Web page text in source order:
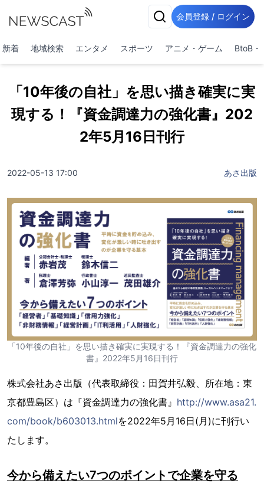
会員登録 / ログイン
新着 地域検索 エンタメ スポーツ アニメ・ゲーム BtoB・
「10年後の自社」を思い描き確実に実
現する！『資金調達力の強化書』202
2年5月16日刊行
2022-05-13 17:00 あさ出版
「10年後の自社」を思い描き確実に実現する！『資金調達力の強化
書』2022年5月16日刊行
株式会社あさ出版（代表取締役：田賀井弘毅、所在地：東
京都豊島区）は『資金調達力の強化書』 http://www.asa21.
com/book/b603013.htmlを2022年5月16日(月)に刊行い
たします。
今から備えたい7つのポイントで企業を守る